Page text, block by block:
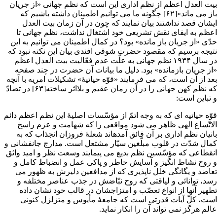
بیت العدل اعظم از نظم اداری این است که نظم جهانی «از جریان
باز می ماند»[۶۲] چگونه ما می توانیم اطمینان داشته باشیم که
ایشان قصد نداشتند بیان نمایند که چون در آن زمان بیت العدل
اعظم به ایفای نقش تشریعی خود اشتغال نداشت، نظم جهانی تا
حدّی «از جریان باز مانده» بود؟ در کمال اطمینان می توانیم به این
نتیجه برسیم که مقصود حضرت شوقی افندی بیان این نکته نبود که
در سال ۱۹۳۴ نظم جهانی به علّت عدم فعّالیت بیت العدل اعظم
«از جریان بازمانده» بود. دلیل ما بیانات آن حضرت در چند صفحه
بعد از آن است، که می فرمایند «قوّه حیاتیۀ» تشکیلات امریه با آنچه
که نظم کهن جهانی را در آن زمان عقیم و بلااثر ساخته[۶۳] در تضادّ
و تباین است:
قوّه حیاتیه ای که به وجه اتمّ از مؤسّسات اصلیۀ این نظم اعظم دائم
الاتّساع الهی ظاهر می شود مواقعی را که شهامت و عزم راسخ
بانیان نظم اداری بر آن فائق آمدهاند شعلۀ فروزان انجذاب که به
کمال شدّت در قلوب مبلّغین سیّار مشتعل است. مدارج جانفشانی و
انقطاعی که مؤسّسین نظم بدیع می پیمایند وسعت نظر و امید واثق
و روح نشاط انگیز و آسایش خاطر و پاکی عمل و انضباط کامل و
تعاضد و یگانگی خلل ناپذیری که از مدافعین دلیرش به ظهور می
رسد، توانائی و لیاقتی که روح نبّاضش در جذب عناصر مختلفه و
تطهیر آنها از انواع تعصّب و امتزاجشان در قالب خود نشان داده
است، کلّ آیات قدرتی است که جامعۀ مأیوس و متزلزل کنونی
عالم هرگز نمی تواند آن را انکار نماید.